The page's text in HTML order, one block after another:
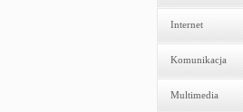
Internet
Komunikacja
Multimedia